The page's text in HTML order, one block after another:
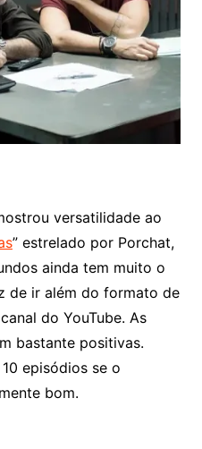
versatilidade ao
” estrelado por Porchat,
ainda tem muito o
de ir além do formato de
do YouTube. As
bastante positivas.
episódios se o
bom.